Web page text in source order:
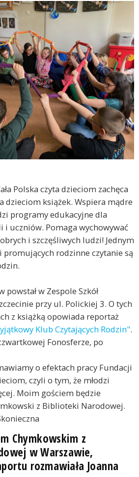
Polska czyta dzieciom zachęca
dzieciom książek. Wspiera mądre
programy edukacyjne dla
i uczniów. Pomaga wychowywać
i szczęśliwych ludzi! Jednym
rodzinne czytanie są
powstał w Zespole Szkół
przy ul. Polickiej 3. O tych
z książką opowiada reportaż
Klub Czytających Rodzin".
Fonosferze, po
o efektach pracy Fundacji
czyli o tym, że młodzi
Moim gościem będzie
z Biblioteki Narodowej.
Chymkowskim z
w Warszawie,
rozmawiała Joanna